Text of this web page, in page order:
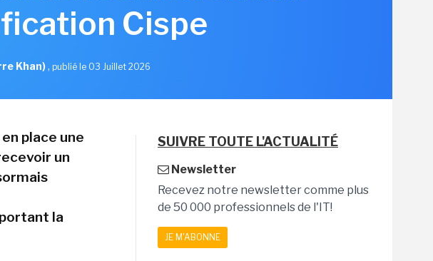
Cispe
Khan), publié le 03 Juillet 2026
place une
un
la
SUIVRE TOUTE L'ACTUALITÉ
Newsletter
Recevez notre newsletter comme plus
de 50 000 professionnels de l'IT!
JE M'ABONNE